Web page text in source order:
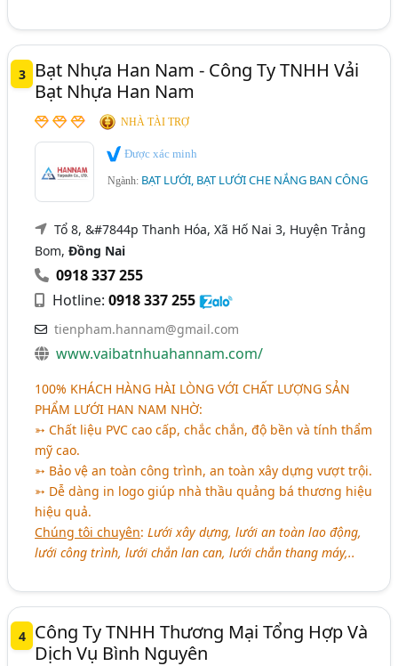
3
Bạt Nhựa Han Nam - Công Ty TNHH Vải
Bạt Nhựa Han Nam
NHÀ TÀI TRỢ
Được xác minh
Ngành: BẠT LƯỚI, BẠT LƯỚI CHE NẮNG BAN CÔNG
Tổ 8, &#7844p Thanh Hóa, Xã Hố Nai 3, Huyện Trảng
Bom,Đồng Nai
0918 337 255
Hotline:0918 337 255
tienpham.hannam@gmail.com
www.vaibatnhuahannam.com/
100% KHÁCH HÀNG HÀI LÒNG VỚI CHẤT LƯỢNG SẢN
PHẨM LƯỚI HAN NAM NHỜ:
➳ Chất liệu PVC cao cấp, chắc chắn, độ bền và tính thẩm
mỹ cao.
➳ Bảo vệ an toàn công trình, an toàn xây dựng vượt trội.
➳ Dễ dàng in logo giúp nhà thầu quảng bá thương hiệu
hiệu quả.
Chúng tôi chuyên:Lưới xây dựng, lưới an toàn lao động,
lưới công trình, lưới chắn lan can, lưới chắn thang máy,..
4
Công Ty TNHH Thương Mại Tổng Hợp Và
Dịch Vụ Bình Nguyên